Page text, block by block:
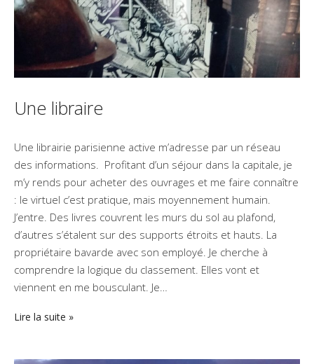
Une libraire
Une librairie parisienne active m’adresse par un réseau
des informations. Profitant d’un séjour dans la capitale, je
m’y rends pour acheter des ouvrages et me faire connaître
: le virtuel c’est pratique, mais moyennement humain.
J’entre. Des livres couvrent les murs du sol au plafond,
d’autres s’étalent sur des supports étroits et hauts. La
propriétaire bavarde avec son employé. Je cherche à
comprendre la logique du classement. Elles vont et
viennent en me bousculant. Je…
Lire la suite